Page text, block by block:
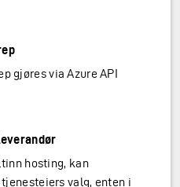
gjøres via Azure API
hosting, kan
valg, enten i